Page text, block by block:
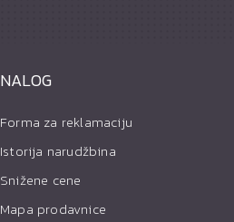
NALOG
Forma za reklamaciju
Istorija narudžbina
Snižene cene
Mapa prodavnice